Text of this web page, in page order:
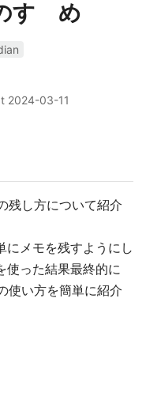
すゝめ
2024-03-11
残し方について紹介
にメモを残すようにし
使った結果最終的に
使い方を簡単に紹介